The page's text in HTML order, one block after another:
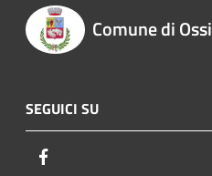
Comune di Ossi
SEGUICI SU